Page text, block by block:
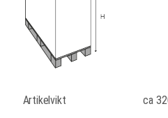
Artikelvikt ca